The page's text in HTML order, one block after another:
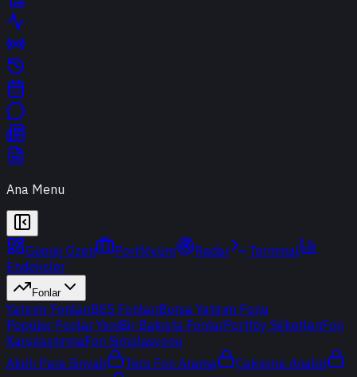
Ana Menu
Günün Özeti Portföyüm Radar
Terminal
Endeksler
Fonlar
Yatırım FonlarıBES FonlarıBorsa Yatırım Fonu
Popüler Fonlar YeniBir Bakışta FonlarPortföy ŞirketleriFon
KarşılaştırmaFon Simülasyonu
Akıllı Para Sinyali
Ters Fon Arama
Çakışma Analizi